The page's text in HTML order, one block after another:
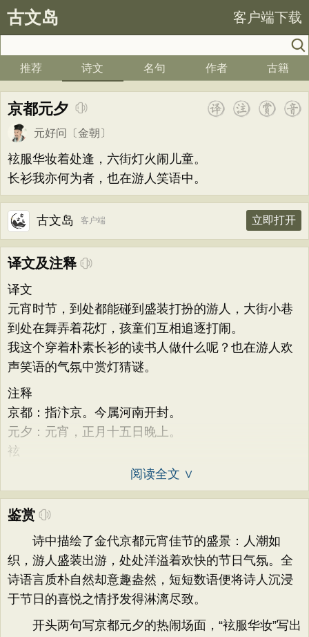
古文岛 客户端下载
推荐 诗文 名句 作者 古籍
京都元夕
元好问 〔金朝〕
袨服华妆着处逢，六街灯火闹儿童。
长衫我亦何为者，也在游人笑语中。
古文岛 客户端 立即打开
译文及注释
译文
元宵时节，到处都能碰到盛装打扮的游人，大街小巷
到处在舞弄着花灯，孩童们互相追逐打闹。
我这个穿着朴素长衫的读书人做什么呢？也在游人欢
声笑语的气氛中赏灯猜谜。
注释
京都：指汴京。今属河南开封。
元夕：元宵，正月十五日晚上。
袨
阅读全文 ∨
鉴赏
诗中描绘了金代京都元宵佳节的盛景：人潮如
织，游人盛装出游，处处洋溢着欢快的节日气氛。全
诗语言质朴自然却意趣盎然，短短数语便将诗人沉浸
于节日的喜悦之情抒发得淋漓尽致。
开头两句写京都元夕的热闹场面，“袨服华妆”写出